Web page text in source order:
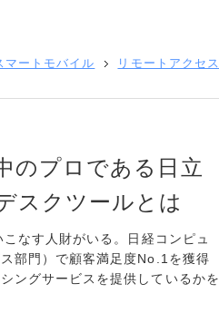
マートモバイル リモートアクセス
のプロである日立
スクツールとは
なす人財がいる。日経コンピュ
部門）で顧客満足度No.1を獲得
ングサービスを提供しているかを